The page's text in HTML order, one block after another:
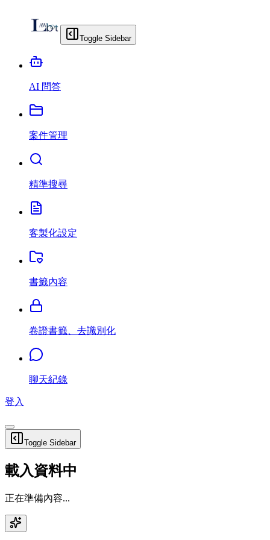
Toggle Sidebar
AI 問答
案件管理
精準搜尋
客製化設定
書籤內容
卷證書籤、去識別化
聊天紀錄
登入
Toggle Sidebar
載入資料中
正在準備內容...